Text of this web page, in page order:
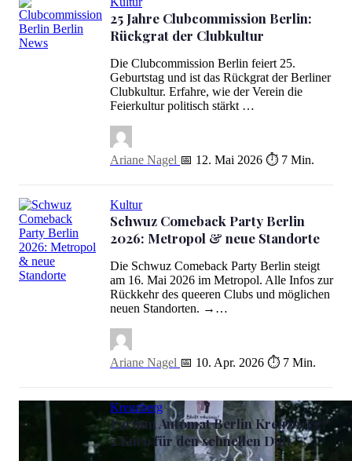
25 Jahre Clubcommission Berlin: Rückgrat der Clubkultur
25 Jahre Clubcommission Berlin:
Rückgrat der Clubkultur
Die Clubcommission Berlin feiert 25.
Geburtstag und ist das Rückgrat der Berliner
Clubkultur. Erfahre, wie der Verein die
Feierkultur politisch stärkt …
Ariane Nagel 📅 12. Mai 2026 ⏱ 7 Min.
Schwuz Comeback Party Berlin 2026: Metropol & neue Standorte
Kultur
Schwuz Comeback Party Berlin
2026: Metropol & neue Standorte
Die Schwuz Comeback Party Berlin steigt
am 16. Mai 2026 im Metropol. Alle Infos zur
Rückkehr des queeren Clubs und möglichen
neuen Standorten. →…
Ariane Nagel 📅 10. Apr. 2026 ⏱ 7 Min.
Kreuzberg
Parfum Automat Berlin Kreuzberg:
2 Euro für den schnellen Duft